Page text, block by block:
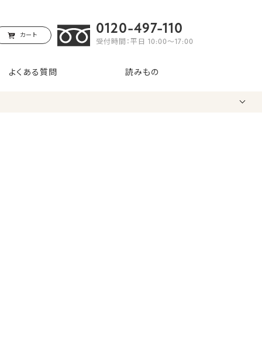
カート 0120-497-110
受付時間：平日 10:00〜17:00
よくある質問 読みもの